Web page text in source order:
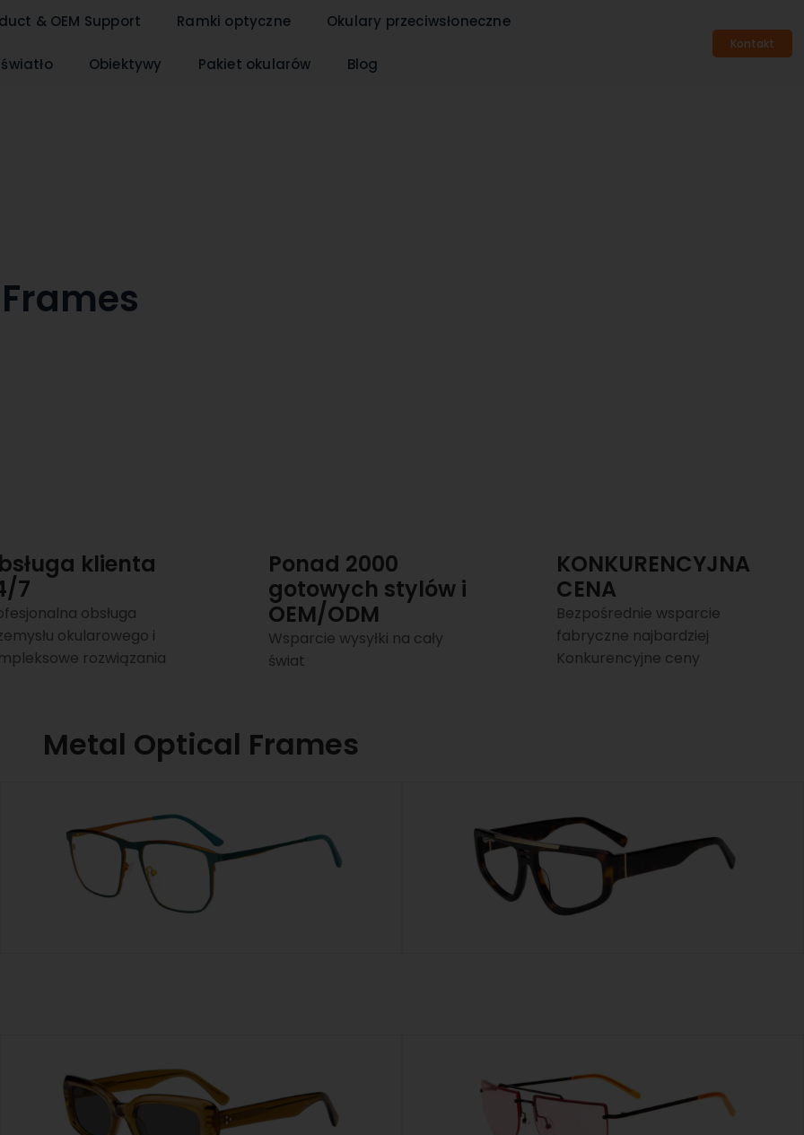
& OEM Support Ramki optyczne Okulary przeciwsłoneczne
Obiektywy Pakiet okularów Blog
Kontakt
klienta
7
obsługa
okularowego i
rozwiązania
Ponad 2000
gotowych stylów i
OEM/ODM
Wsparcie wysyłki na cały
świat
KONKURENCYJNA
CENA
Bezpośrednie wsparcie
fabryczne najbardziej
Konkurencyjne ceny
Metal Optical Frames